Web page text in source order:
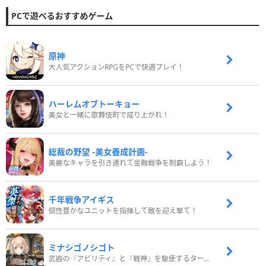
PCで遊べるおすすめゲーム
原神
大人気アクションRPGをPCで快適プレイ！
ハーレムオブトーキョー
美女と一緒に歌舞伎町で成り上がれ！
総裁の野望 -美女養成計画-
美麗なキャラを引き連れて金融戦争を制覇しよう！
千年戦争アイギス
個性豊かなユニットを指揮して敵を迎え撃て！
ミナシゴノシゴト
武器の『アビリティ』と『戦神』を駆使するターン制コマンドバトルRPG！